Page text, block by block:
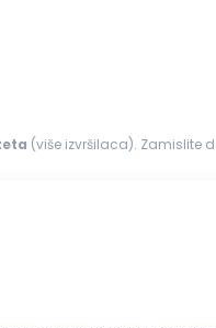
(više izvršilaca). Zamislite